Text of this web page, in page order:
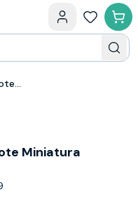
Caii de la Letea Vol. I Aligote Miniatura 0.375L
Miniatura